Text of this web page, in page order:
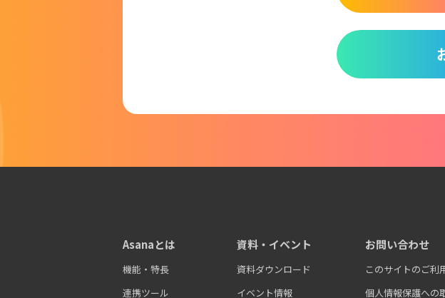
Asanaとは
機能・特長
連携ツール
資料・イベント
資料ダウンロード
イベント情報
お問い合わせ
このサイトのご利
個人情報保護への